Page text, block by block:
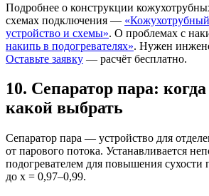
Подробнее о конструкции
схемах подключения — «Кожухотрубный
устройство и схемы». О проблемах с
накипь в подогревателях». Нужен
Оставьте заявку — расчёт бесплатно.
10. Сепаратор пара:
какой выбрать
Сепаратор пара — устройство для
от парового потока. Устанавливается
подогревателем для повышения сухости
до x = 0,97–0,99.